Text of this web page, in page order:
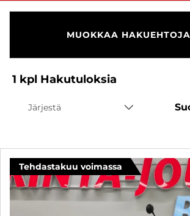
MUOKKAA HAKUEHTOJA
1 kpl Hakutuloksia
Järjestä
Tehdastakuu voimassa